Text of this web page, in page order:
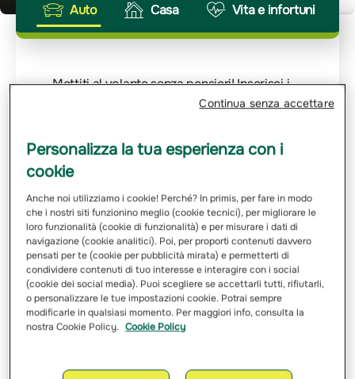
Auto Casa Vita e infortuni
Mettiti al volante senza pensieri! Inserisci i
dettagli della tua auto e noi calcoleremo
Inserisci Targa
Email
Ho letto e ho compresol’informativa sulle finalitàe sulle
modalità del trattamento dei miei dati personali
Personalizza la tua esperienza con i
cookie
Anche noi utilizziamo i cookie! Perché? In primis, per fare in modo
che i nostri siti funzionino meglio (cookie tecnici), per migliorare le
loro funzionalità (cookie di funzionalità) e per misurare i dati di
navigazione (cookie analitici). Poi, per proporti contenuti davvero
pensati per te (cookie per pubblicità mirata) e permetterti di
condividere contenuti di tuo interesse e interagire con i social
(cookie dei social media). Puoi scegliere se accettarli tutti, rifiutarli,
o personalizzare le tue impostazioni cookie. Potrai sempre
modificarle in qualsiasi momento. Per maggiori info, consulta la
nostra Cookie Policy. Cookie Policy
Continua senza accettare